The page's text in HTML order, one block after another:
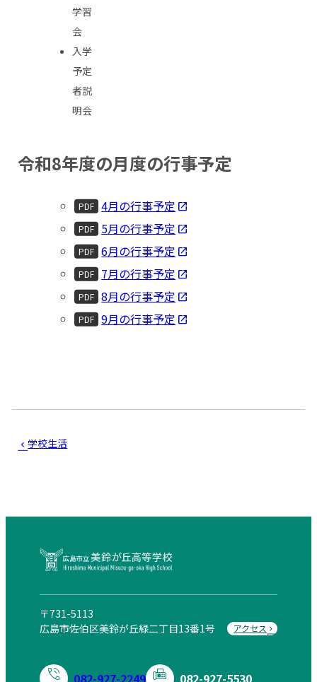
学習
会
入学
予定
者説
明会
令和8年度の月度の行事予定
PDF 4月の行事予定
PDF 5月の行事予定
PDF 6月の行事予定
PDF 7月の行事予定
PDF 8月の行事予定
PDF 9月の行事予定
学校生活
広島市立美鈴が丘高等学校
〒731-5113
広島市佐伯区美鈴が丘緑二丁目13番1号
アクセス
082-927-2249 082-927-5530